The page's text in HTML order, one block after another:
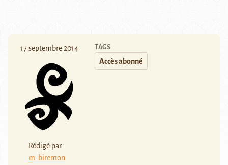
17 septembre 2014
Rédigé par :
m_biremon
TAGS
Accès abonné